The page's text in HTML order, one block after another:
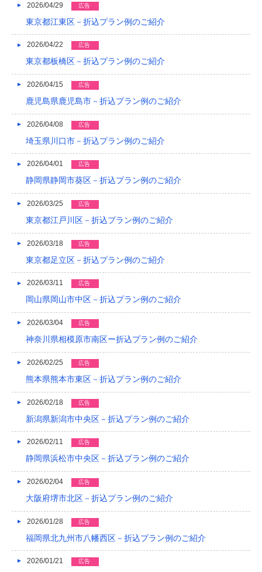
2023/05
2023/03
2023/02
2023/01
2022/12
2022/09
2022/08
2022/07
2022/06
2022/05
2022/04
2022/03
2022/02
2021/12
2021/11
2021/10
2021/09
2021/08
2021/05
2026/04/29 広告
東京都江東区－折込プラン例のご紹介
2026/04/22 広告
東京都板橋区－折込プラン例のご紹介
2026/04/15 広告
鹿児島県鹿児島市－折込プラン例のご紹介
2026/04/08 広告
埼玉県川口市－折込プラン例のご紹介
2026/04/01 広告
静岡県静岡市葵区－折込プラン例のご紹介
2026/03/25 広告
東京都江戸川区－折込プラン例のご紹介
2026/03/18 広告
東京都足立区－折込プラン例のご紹介
2026/03/11 広告
岡山県岡山市中区－折込プラン例のご紹介
2026/03/04 広告
神奈川県相模原市南区ー折込プラン例のご紹介
2026/02/25 広告
熊本県熊本市東区－折込プラン例のご紹介
2026/02/18 広告
新潟県新潟市中央区－折込プラン例のご紹介
2026/02/11 広告
静岡県浜松市中央区－折込プラン例のご紹介
2026/02/04 広告
大阪府堺市北区－折込プラン例のご紹介
2026/01/28 広告
福岡県北九州市八幡西区－折込プラン例のご紹介
2026/01/21 広告